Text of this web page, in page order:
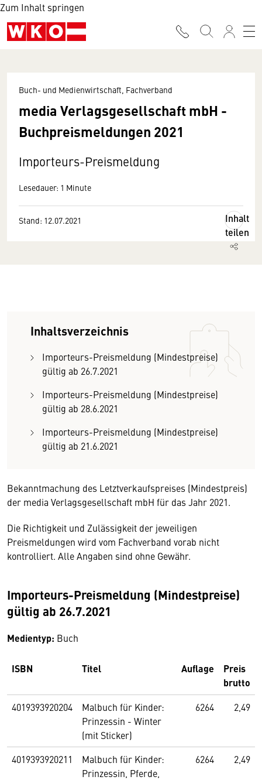
Zum Inhalt springen
Buch- und Medienwirtschaft, Fachverband
media Verlagsgesellschaft mbH -
Buchpreismeldungen 2021
Importeurs-Preismeldung
Lesedauer: 1 Minute
Stand: 12.07.2021
Inhalt
teilen
Inhaltsverzeichnis
Importeurs-Preismeldung (Mindestpreise)
gültig ab 26.7.2021
Importeurs-Preismeldung (Mindestpreise)
gültig ab 28.6.2021
Importeurs-Preismeldung (Mindestpreise)
gültig ab 21.6.2021
Bekanntmachung des Letztverkaufspreises (Mindestpreis)
der media Verlagsgesellschaft mbH für das Jahr 2021.
Die Richtigkeit und Zulässigkeit der jeweiligen
Preismeldungen wird vom Fachverband vorab nicht
kontrolliert. Alle Angaben sind ohne Gewähr.
Importeurs-Preismeldung (Mindestpreise)
gültig ab 26.7.2021
Medientyp: Buch
ISBN Titel Auflage
Preis
brutto
4019393920204
Malbuch für Kinder:
Prinzessin - Winter
(mit Sticker)
6264 2,49
4019393920211
Malbuch für Kinder:
Prinzessin, Pferde,
6264 2,49